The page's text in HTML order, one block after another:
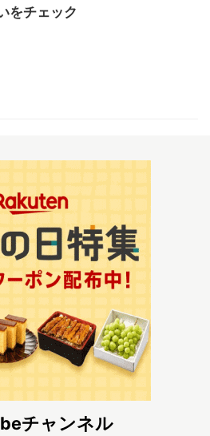
をチェック
チャンネル